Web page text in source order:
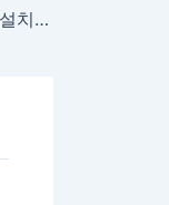
집에서 직접 해보는 레일 조명 설치와 흔한 전기 문제 해결법